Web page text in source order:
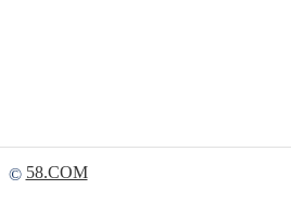
© 58.COM